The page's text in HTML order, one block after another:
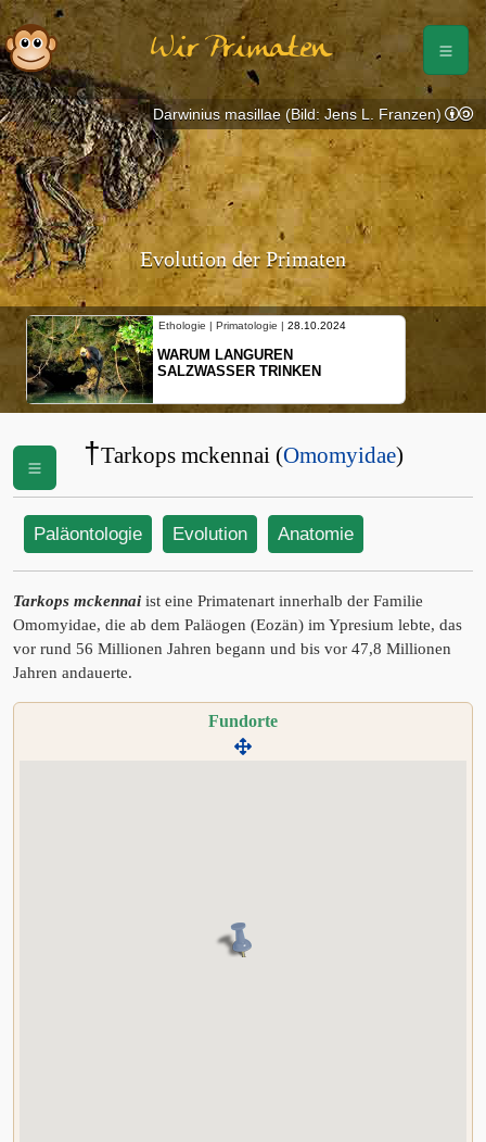
Wir Primaten
Evolution der Primaten
Ethologie | Primatologie | 28.10.2024
WARUM LANGUREN
SALZWASSER TRINKEN
Darwinius masillae (Bild: Jens L. Franzen)
†Tarkops mckennai (Omomyidae)
Paläontologie Evolution Anatomie
Tarkops mckennai ist eine Primatenart innerhalb der Familie
Omomyidae, die ab dem Paläogen (Eozän) im Ypresium lebte, das
vor rund 56 Millionen Jahren begann und bis vor 47,8 Millionen
Jahren andauerte.
Fundorte